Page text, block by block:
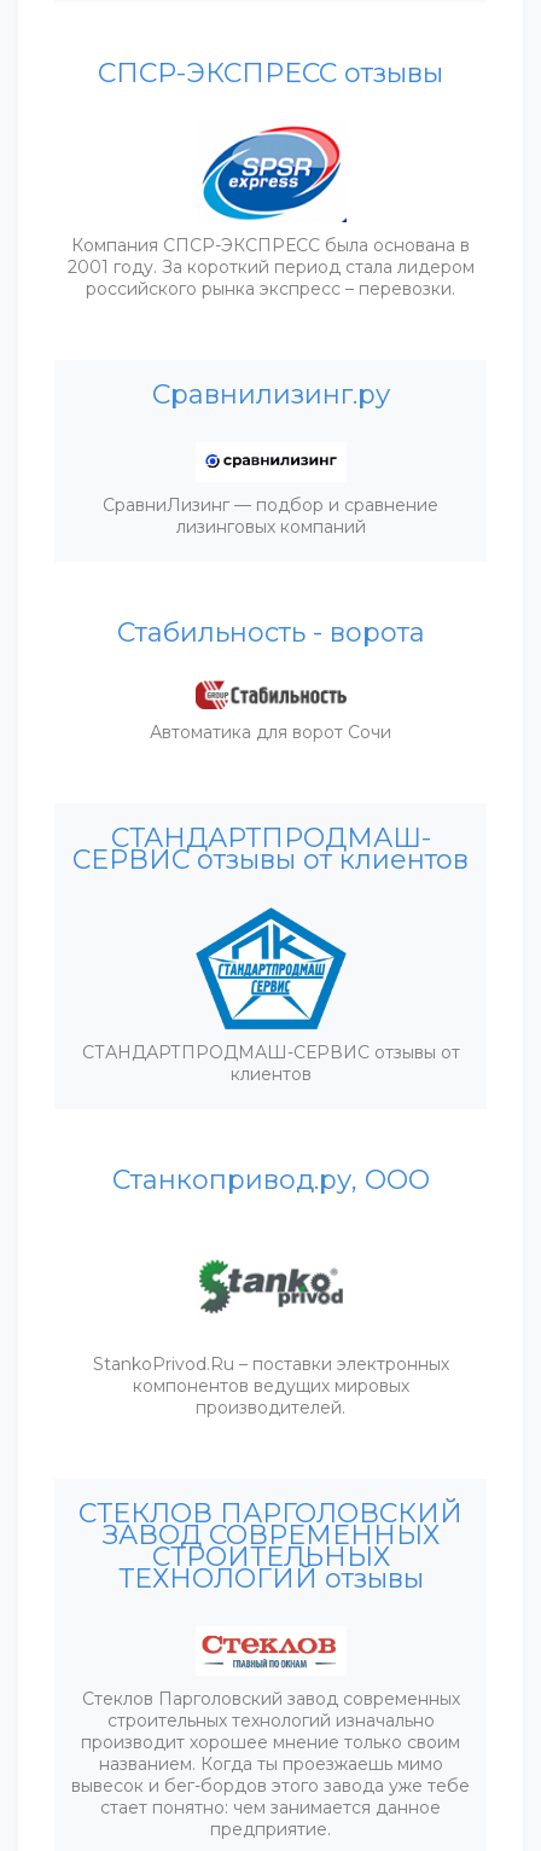
СПСР-ЭКСПРЕСС отзывы
Компания СПСР-ЭКСПРЕСС была основана в
2001 году. За короткий период стала лидером
российского рынка экспресс – перевозки.
Сравнилизинг.ру
СравниЛизинг — подбор и сравнение
лизинговых компаний
Стабильность - ворота
Автоматика для ворот Сочи
СТАНДАРТПРОДМАШ-
СЕРВИС отзывы от клиентов
СТАНДАРТПРОДМАШ-СЕРВИС отзывы от
клиентов
Станкопривод.ру, ООО
StankoPrivod.Ru – поставки электронных
компонентов ведущих мировых
производителей.
СТЕКЛОВ ПАРГОЛОВСКИЙ
ЗАВОД СОВРЕМЕННЫХ
СТРОИТЕЛЬНЫХ
ТЕХНОЛОГИЙ отзывы
Стеклов Парголовский завод современных
строительных технологий изначально
производит хорошее мнение только своим
названием. Когда ты проезжаешь мимо
вывесок и бег-бордов этого завода уже тебе
стает понятно: чем занимается данное
предприятие.